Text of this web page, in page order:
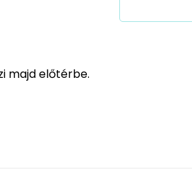
majd előtérbe.